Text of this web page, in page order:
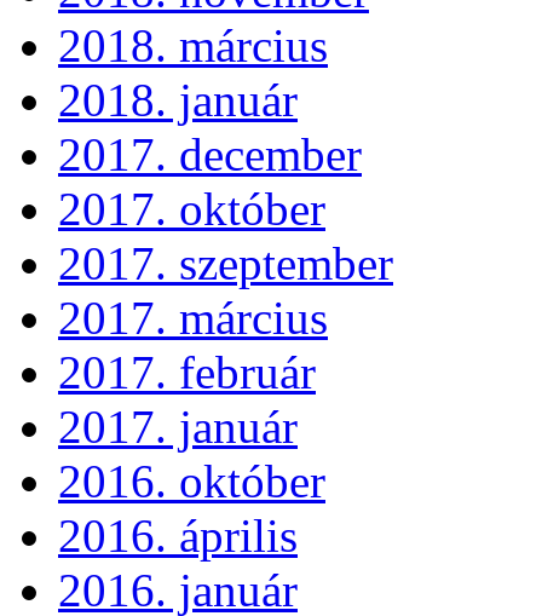
2018. március
2018. január
2017. december
2017. október
2017. szeptember
2017. március
2017. február
2017. január
2016. október
2016. április
2016. január